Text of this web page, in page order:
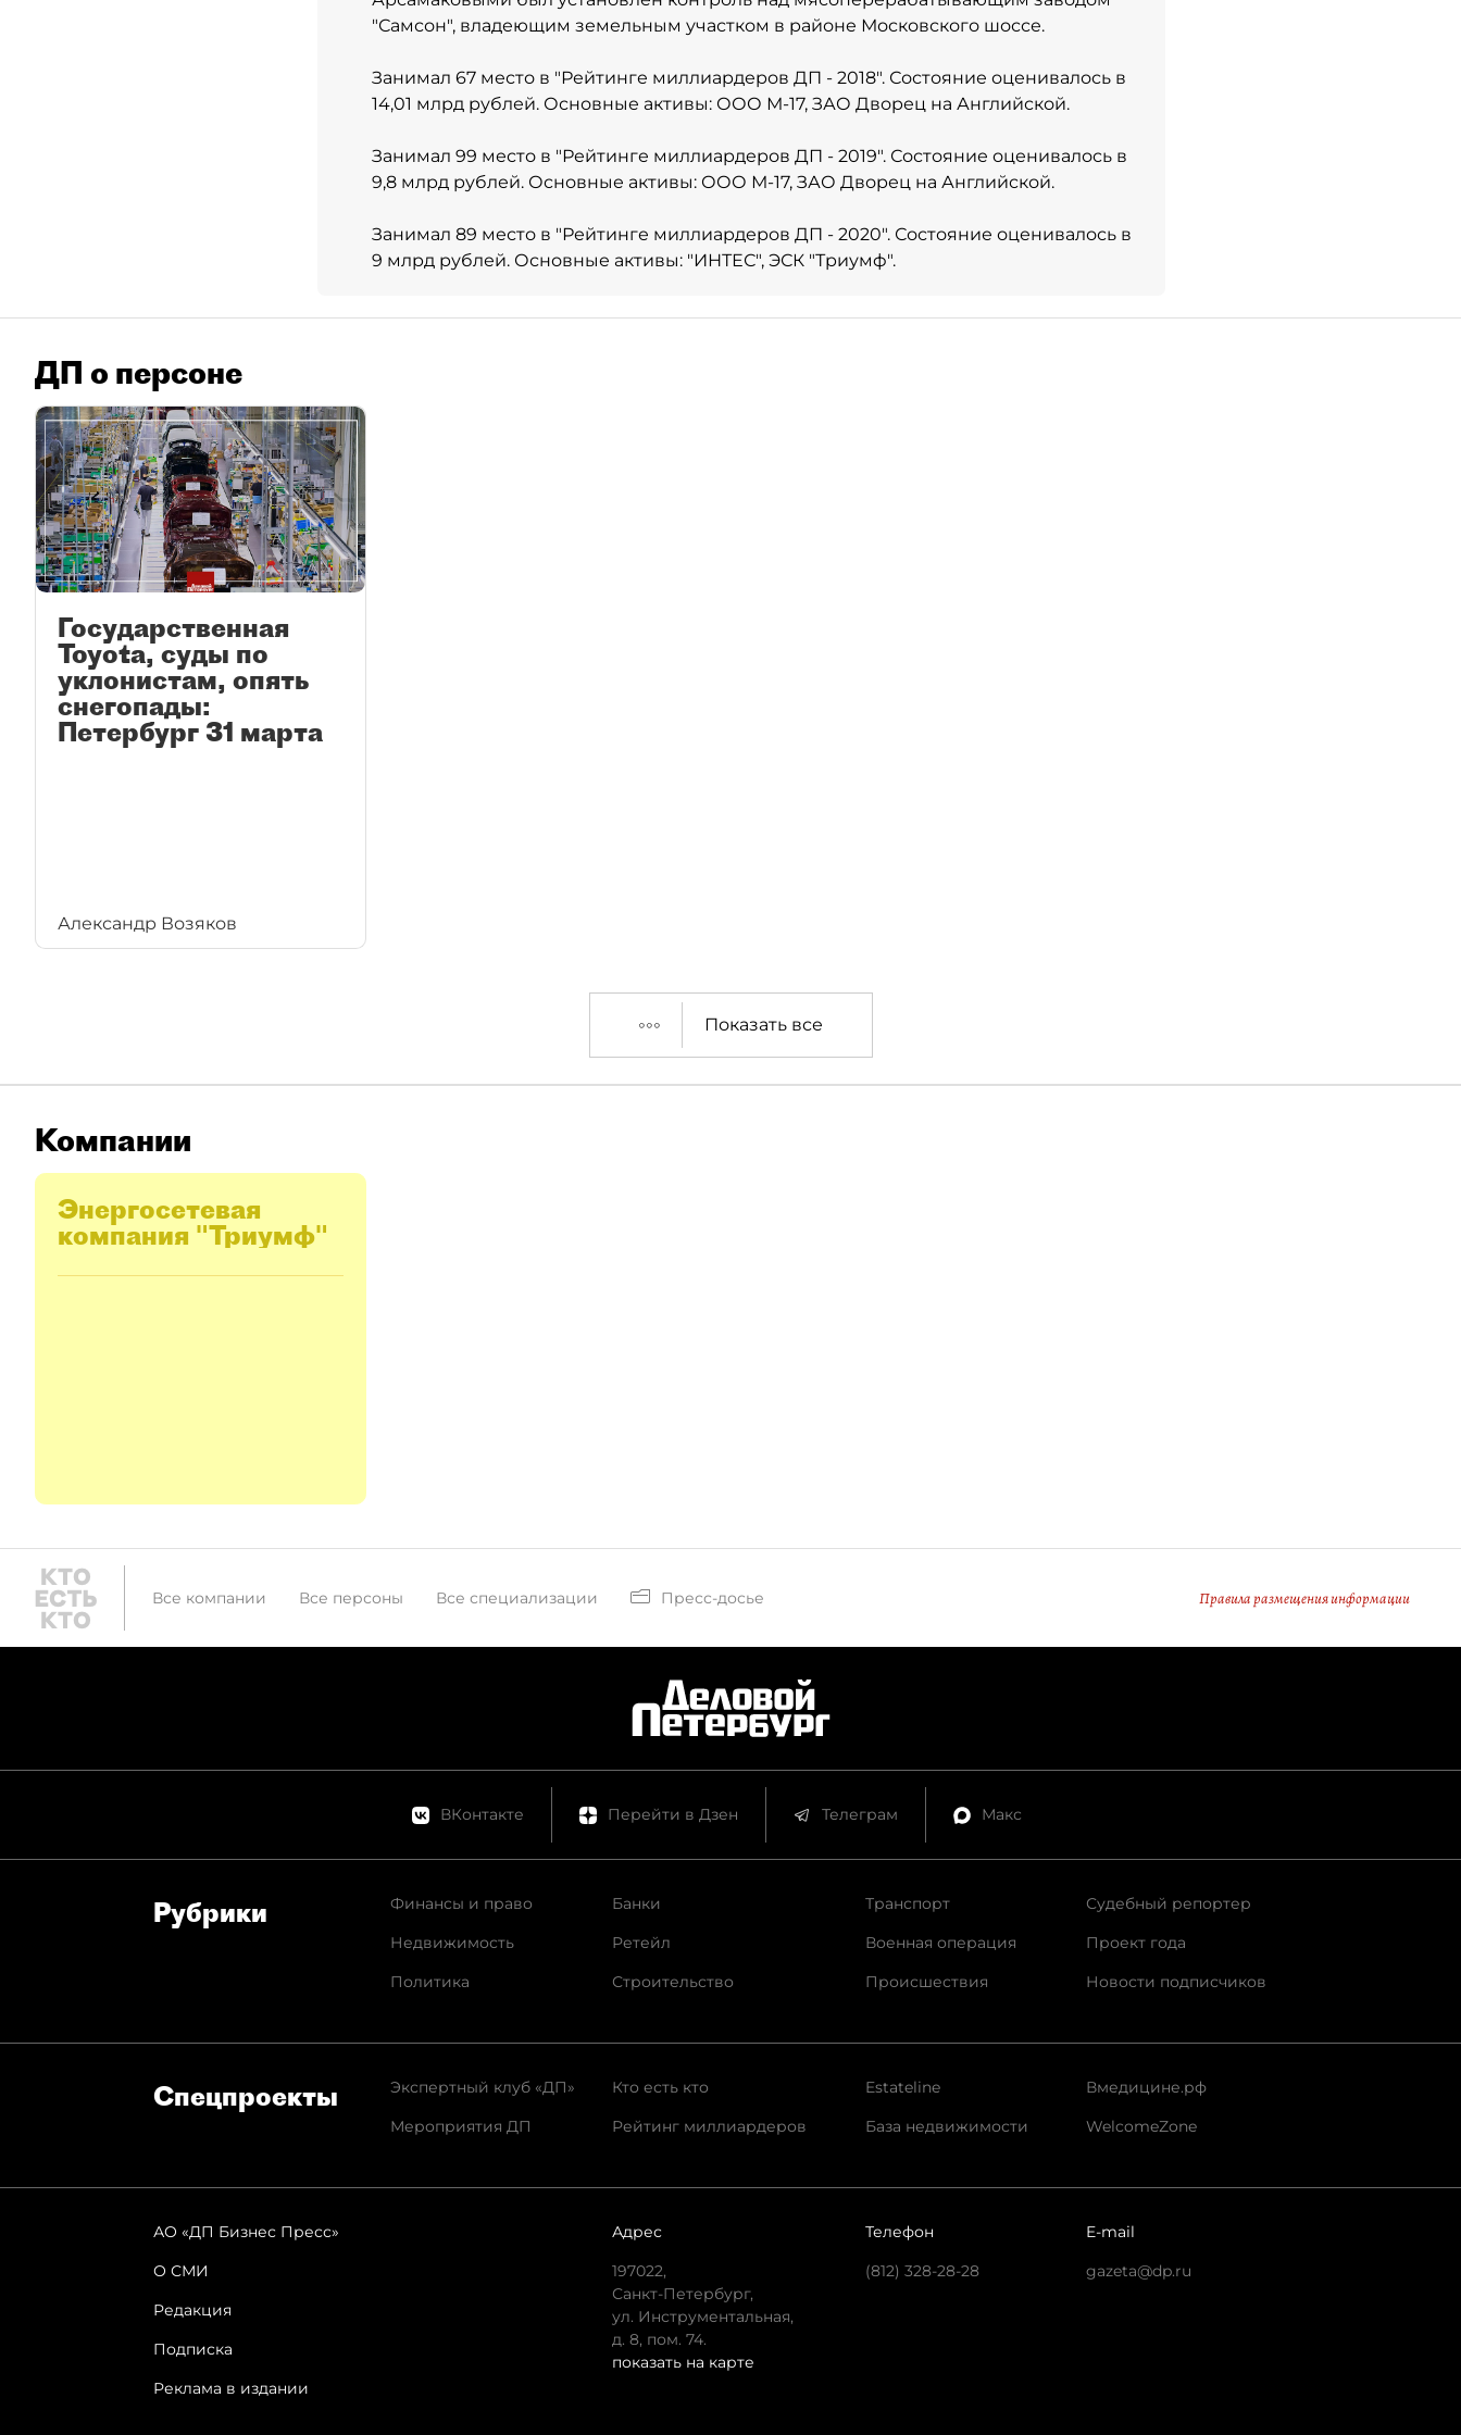
"Самсон", владеющим земельным участком в районе Московского шоссе.
Занимал 67 место в "Рейтинге миллиардеров ДП - 2018". Состояние оценивалось в
14,01 млрд рублей. Основные активы: ООО М-17, ЗАО Дворец на Английской.
Занимал 99 место в "Рейтинге миллиардеров ДП - 2019". Состояние оценивалось в
9,8 млрд рублей. Основные активы: ООО М-17, ЗАО Дворец на Английской.
Занимал 89 место в "Рейтинге миллиардеров ДП - 2020". Состояние оценивалось в
9 млрд рублей. Основные активы: "ИНТЕС", ЭСК "Триумф".
ДП о персоне
Государственная
Toyota, суды по
уклонистам, опять
снегопады:
Петербург 31 марта
Александр Возяков
Показать все
Компании
Энергосетевая
компания "Триумф"
Все компании Все персоны Все специализации Пресс-досье Правила размещения информации
ВКонтакте Перейти в Дзен Телеграм Макс
Рубрики
Финансы и право
Недвижимость
Политика
Банки
Ретейл
Строительство
Транспорт
Военная операция
Происшествия
Судебный репортер
Проект года
Новости подписчиков
Спец­проекты
Экспертный клуб «ДП»
Мероприятия ДП
Кто есть кто
Рейтинг миллиардеров
Estateline
База недвижимости
Вмедицине.рф
WelcomeZone
АО «ДП Бизнес Пресс»
О СМИ
Редакция
Подписка
Реклама в издании
Адрес
197022,
Санкт-Петербург,
ул. Инструментальная,
д. 8, пом. 74.
показать на карте
Телефон
(812) 328-28-28
E-mail
gazeta@dp.ru